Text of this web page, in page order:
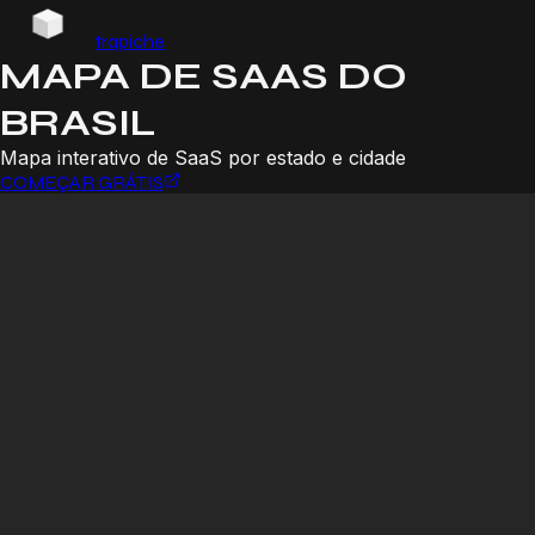
trapiche
MAPA DE SAAS DO
BRASIL
Mapa interativo de SaaS por estado e cidade
COMEÇAR GRÁTIS